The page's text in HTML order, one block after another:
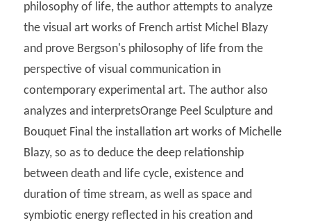
philosophy of life, the author attempts to analyze
the visual art works of French artist Michel Blazy
and prove Bergson's philosophy of life from the
perspective of visual communication in
contemporary experimental art. The author also
analyzes and interpretsOrange Peel Sculpture and
Bouquet Final the installation art works of Michelle
Blazy, so as to deduce the deep relationship
between death and life cycle, existence and
duration of time stream, as well as space and
symbiotic energy reflected in his creation and